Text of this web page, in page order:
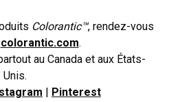
Colorantic™, rendez-vous
colorantic.com.
au Canada et aux États-
Unis.
| Pinterest